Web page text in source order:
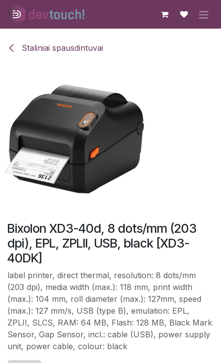
Skip to Content
Staliniai spausdintuvai
Bixolon XD3-40d, 8 dots/mm (203
dpi), EPL, ZPLII, USB, black [XD3-
40DK]
label printer, direct thermal, resolution: 8 dots/mm
(203 dpi), media width (max.): 118 mm, print width
(max.): 104 mm, roll diameter (max.): 127mm, speed
(max.): 127 mm/s, USB (type B), emulation: EPL,
ZPLII, SLCS, RAM: 64 MB, Flash: 128 MB, Black Mark
Sensor, Gap Sensor, incl.: cable (USB), power supply
unit, power cable, colour: black